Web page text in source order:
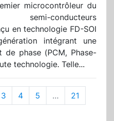
microcontrôleur du
conducteurs
en technologie FD-SOI
intégrant une
de phase (PCM, Phase-
technologie. Telle...
3 4 5 …
21